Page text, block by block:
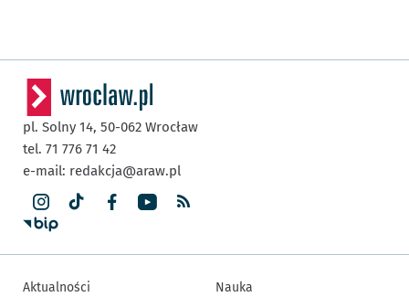
pl. Solny 14, 50-062 Wrocław
tel. 71 776 71 42
e-mail: redakcja@araw.pl
Aktualności Nauka